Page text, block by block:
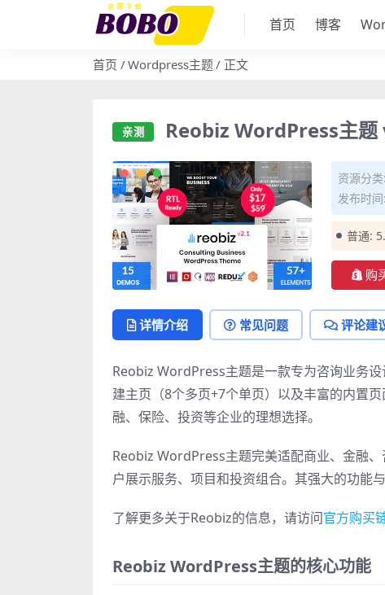
首页 博客
首页 Wordpress主题 正文
亲测 Reobiz WordPress主题
资源分类:
发布时
普通:
购
详情介绍 常见问题 评论建
Reobiz WordPress主题是一款专为咨询业务
建主页（8个多页+7个单页）以及丰富的内置
融、保险、投资等企业的理想选择。
Reobiz WordPress主题完美适配商业、金融
户展示服务、项目和投资组合。其强大的功能
了解更多关于Reobiz的信息，请访问官方购买
Reobiz WordPress主题的核心功能